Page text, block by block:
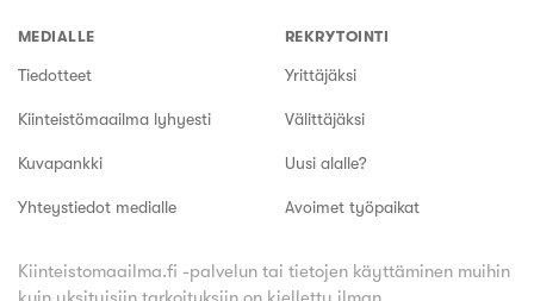
MEDIALLE
Tiedotteet
Kiinteistömaailma lyhyesti
Kuvapankki
Yhteystiedot medialle
REKRYTOINTI
Yrittäjäksi
Välittäjäksi
Uusi alalle?
Avoimet työpaikat
Kiinteistomaailma.fi -palvelun tai tietojen käyttäminen muihin